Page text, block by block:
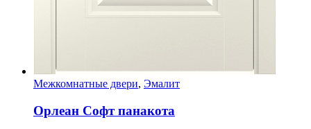
Межкомнатные двери, Эмалит
Орлеан Софт панакота